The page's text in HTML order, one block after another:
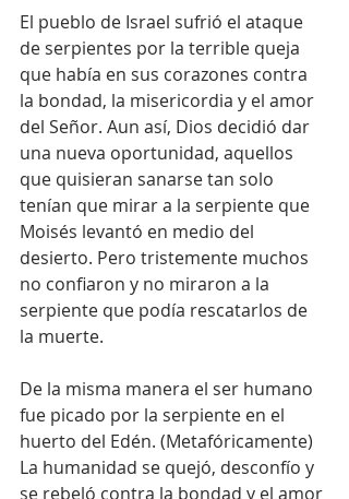
El pueblo de Israel sufrió el ataque
de serpientes por la terrible queja
que había en sus corazones contra
la bondad, la misericordia y el amor
del Señor. Aun así, Dios decidió dar
una nueva oportunidad, aquellos
que quisieran sanarse tan solo
tenían que mirar a la serpiente que
Moisés levantó en medio del
desierto. Pero tristemente muchos
no confiaron y no miraron a la
serpiente que podía rescatarlos de
la muerte.
De la misma manera el ser humano
fue picado por la serpiente en el
huerto del Edén. (Metafóricamente)
La humanidad se quejó, desconfío y
se rebeló contra la bondad y el amor